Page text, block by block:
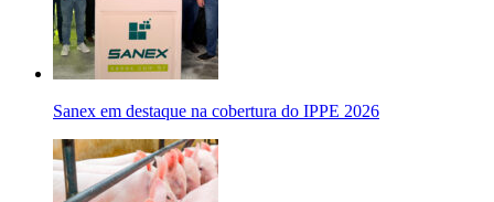
Sanex em destaque na cobertura do IPPE 2026